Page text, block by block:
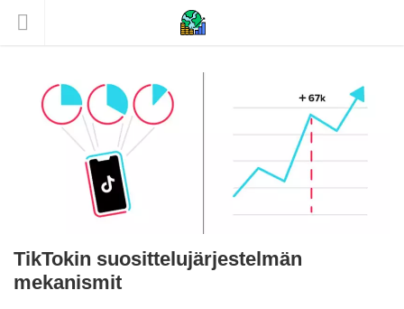
TikTokin suosittelujärjestelmän
mekanismit